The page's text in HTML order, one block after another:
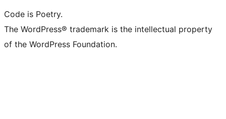
Code is Poetry.
The WordPress® trademark is the intellectual property
of the WordPress Foundation.